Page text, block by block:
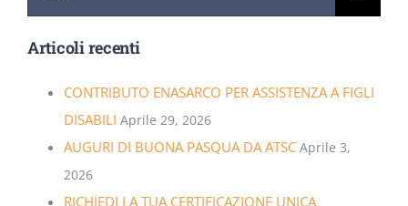
per:
Articoli recenti
CONTRIBUTO ENASARCO PER ASSISTENZA A FIGLI
DISABILI Aprile 29, 2026
AUGURI DI BUONA PASQUA DA ATSC Aprile 3,
2026
RICHIEDI LA TUA CERTIFICAZIONE UNICA